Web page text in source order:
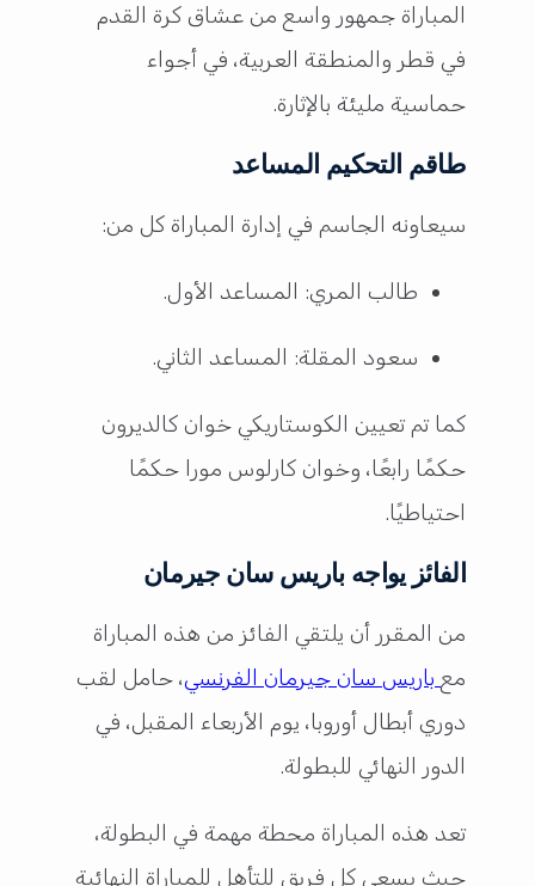
المباراة جمهور واسع من عشاق كرة القدم
في قطر والمنطقة العربية، في أجواء
حماسية مليئة بالإثارة.
طاقم التحكيم المساعد
سيعاونه الجاسم في إدارة المباراة كل من:
طالب المري: المساعد الأول.
سعود المقلة: المساعد الثاني.
كما تم تعيين الكوستاريكي خوان كالديرون
حكمًا رابعًا، وخوان كارلوس مورا حكمًا
احتياطيًا.
الفائز يواجه باريس سان جيرمان
من المقرر أن يلتقي الفائز من هذه المباراة
معباريس سان جيرمان الفرنسي، حامل لقب
دوري أبطال أوروبا، يوم الأربعاء المقبل، في
الدور النهائي للبطولة.
تعد هذه المباراة محطة مهمة في البطولة،
حيث يسعى كل فريق للتأهل للمباراة النهائية